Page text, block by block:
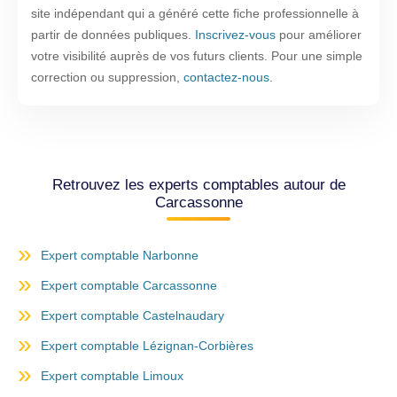
site indépendant qui a généré cette fiche professionnelle à
partir de données publiques. Inscrivez-vous pour améliorer
votre visibilité auprès de vos futurs clients. Pour une simple
correction ou suppression, contactez-nous
Retrouvez les experts comptables autour de
Carcassonne
Expert comptable Narbonne
Expert comptable Carcassonne
Expert comptable Castelnaudary
Expert comptable Lézignan-Corbières
Expert comptable Limoux